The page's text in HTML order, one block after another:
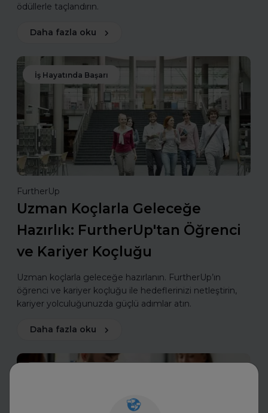
ödüllerle taçlandırın.
Daha fazla oku
İş Hayatında Başarı
FurtherUp
Uzman Koçlarla Geleceğe
Hazırlık: FurtherUp'tan Öğrenci
ve Kariyer Koçluğu
Uzman koçlarla geleceğe hazırlanın. FurtherUp’ın
öğrenci ve kariyer koçluğu ile hedeflerinizi netleştirin,
kariyer yolculuğunuzda güçlü adımlar atın.
Daha fazla oku